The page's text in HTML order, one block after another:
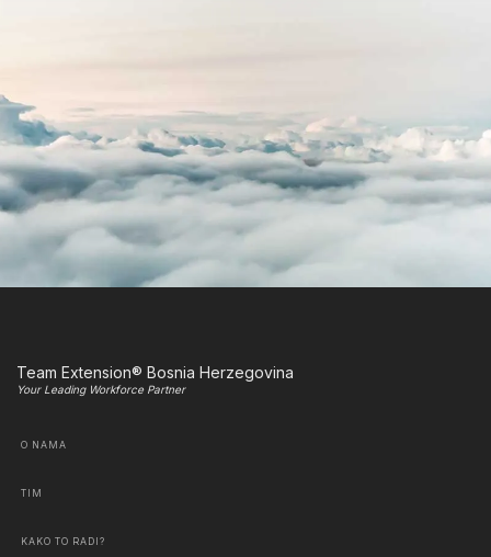
Team Extension® Bosnia Herzegovina
Your Leading Workforce Partner
O NAMA
TIM
KAKO TO RADI?